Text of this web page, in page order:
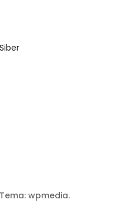
Tema: wpmedia.